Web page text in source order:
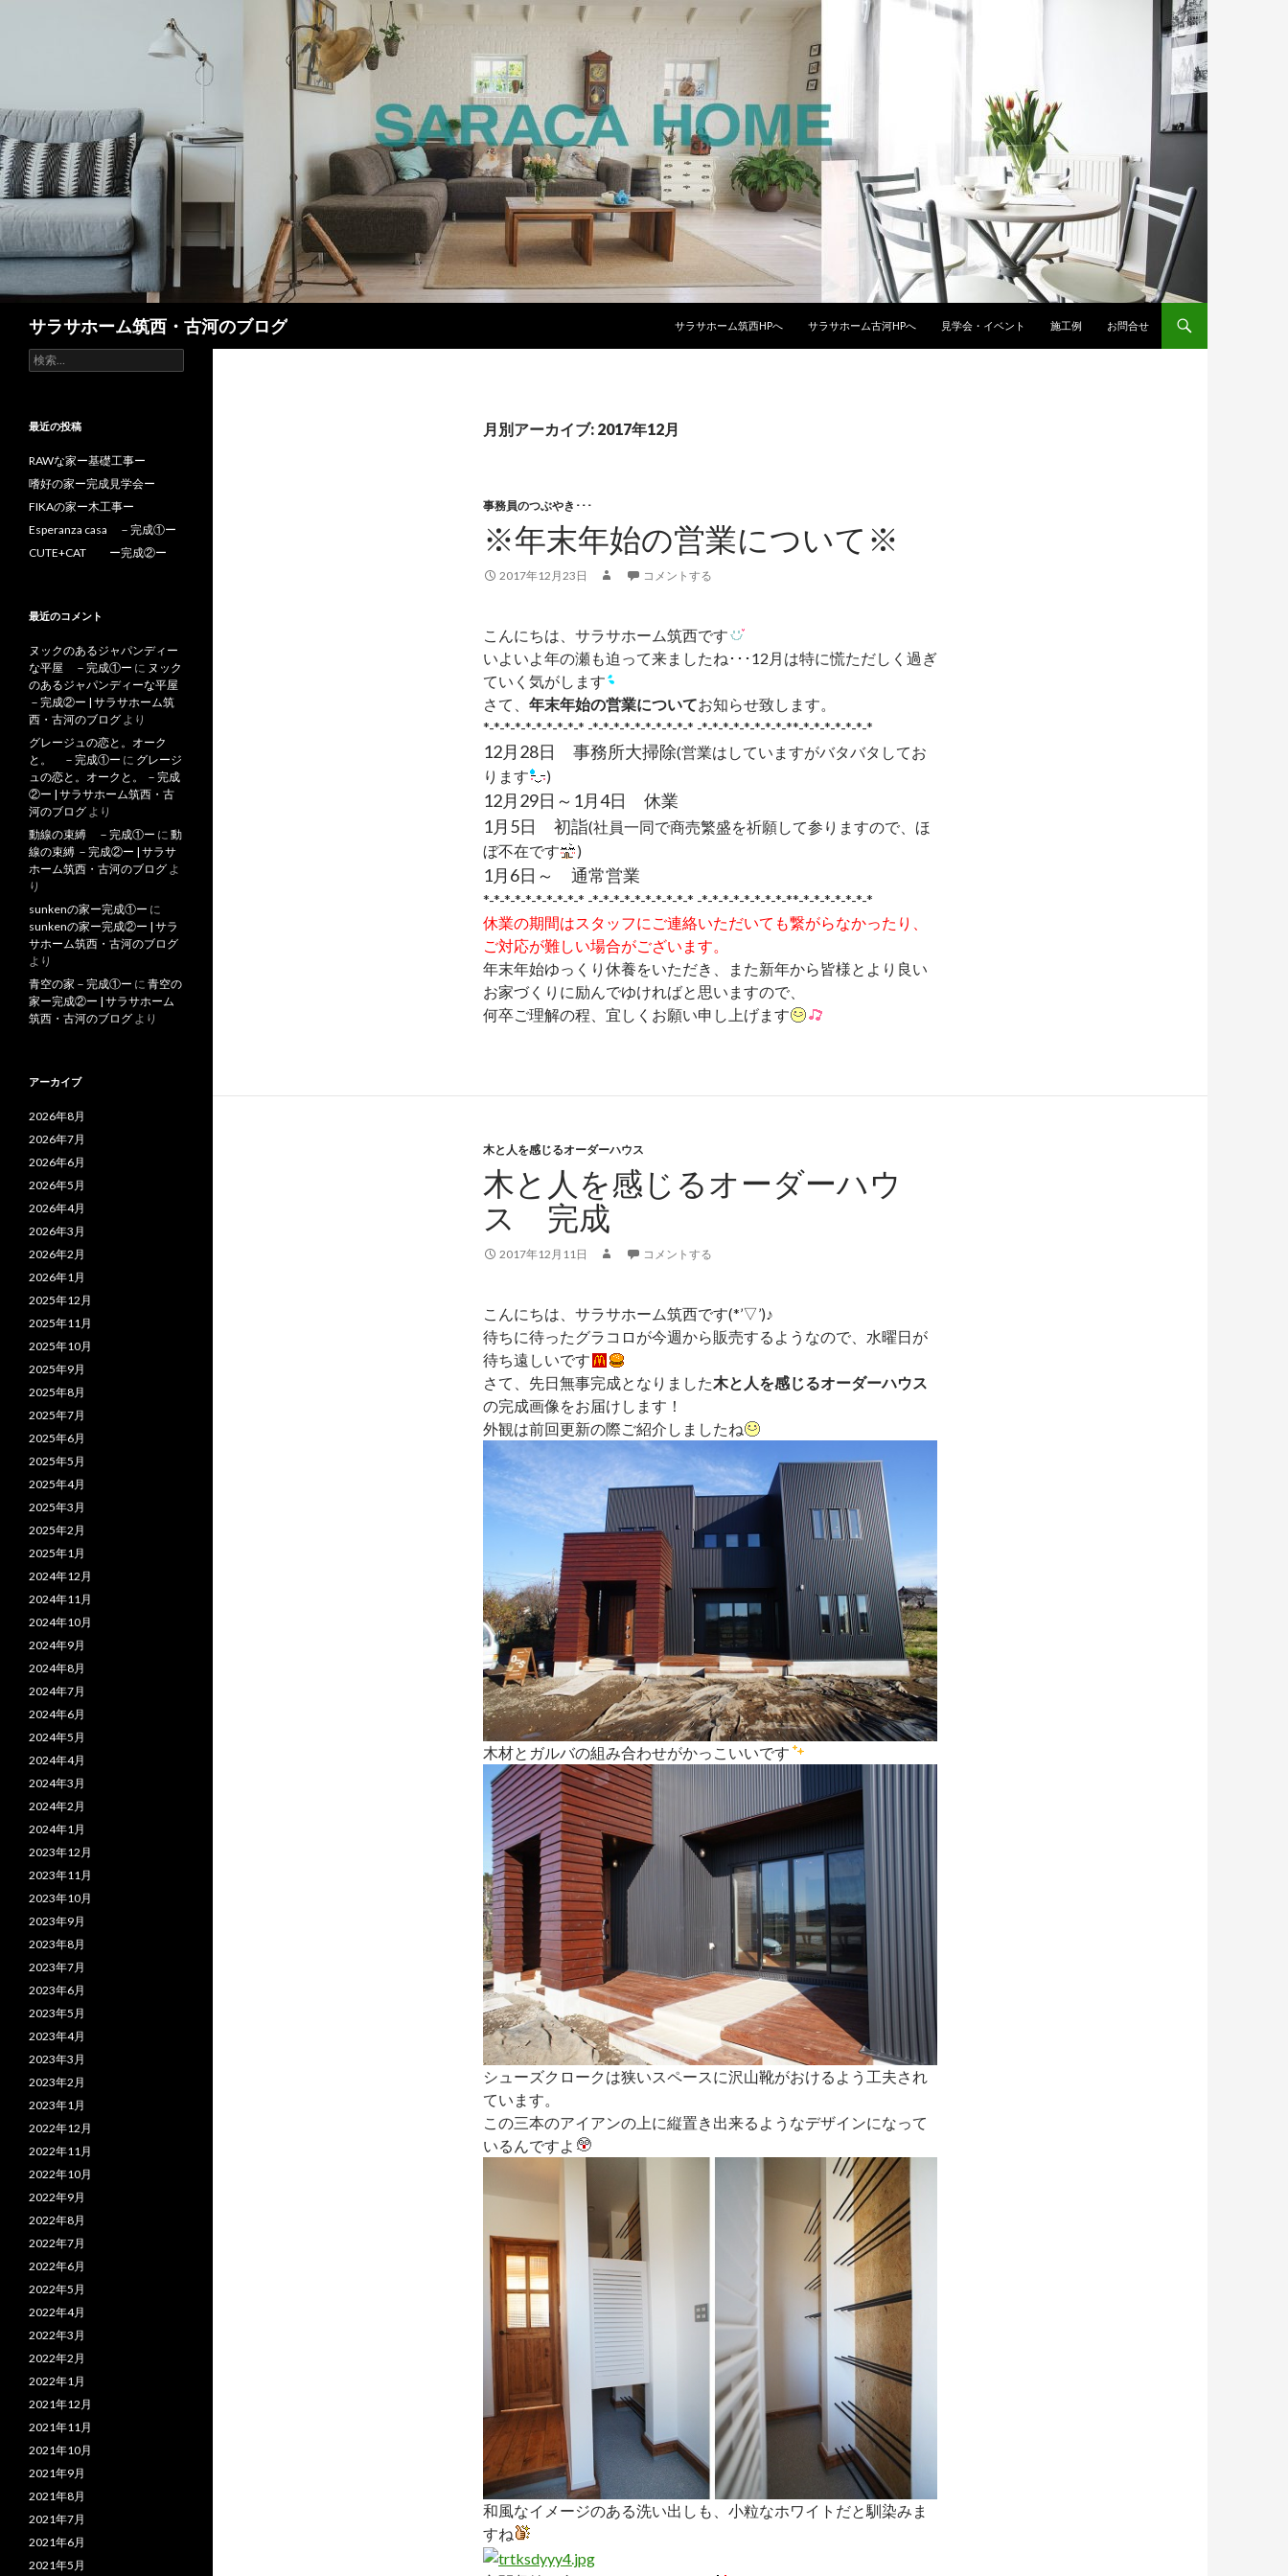
サラサホーム筑西・古河のブログ
サラサホーム筑西HPへ
サラサホーム古河HPへ 見学会・イベント 施工例 お問合せ
月別アーカイブ: 2017年12月
事務員のつぶやき･･･
※年末年始の営業について※
2017年12月23日 コメントする
こんにちは、サラサホーム筑西です
いよいよ年の瀬も迫って来ましたね･･･12月は特に慌ただしく過ぎ
ていく気がします
さて、 年末年始の営業についてお知らせ致します。
*-*-*-*-*-*-*-*-*-* -*-*-*-*-*-*-*-*-*-* -*-*-*-*-*-*-*-*-**-*-*-*-*-*-*-*
12月28日 事務所大掃除(営業はしていますがバタバタしてお
ります
)
12月29日～1月4日 休業
1月5日 初詣(社員一同で商売繁盛を祈願して参りますので、ほ
ぼ不在です
)
1月6日～ 通常営業
*-*-*-*-*-*-*-*-*-* -*-*-*-*-*-*-*-*-*-* -*-*-*-*-*-*-*-*-**-*-*-*-*-*-*-*
休業の期間はスタッフにご連絡いただいても繋がらなかったり、
ご対応が難しい場合がございます。
年末年始ゆっくり休養をいただき、また新年から皆様とより良い
お家づくりに励んでゆければと思いますので、
何卒ご理解の程、宜しくお願い申し上げます
木と人を感じるオーダーハウス
木と人を感じるオーダーハウ
ス 完成
2017年12月11日 コメントする
こんにちは、サラサホーム筑西です(*’▽’)♪
待ちに待ったグラコロが今週から販売するようなので、水曜日が
待ち遠しいです
さて、先日無事完成となりました木と人を感じるオーダーハウス
の完成画像をお届けします！
外観は前回更新の際ご紹介しましたね
木材とガルバの組み合わせがかっこいいです
シューズクロークは狭いスペースに沢山靴がおけるよう工夫され
ています。
この三本のアイアンの上に縦置き出来るようなデザインになって
いるんですよ
和風なイメージのある洗い出しも、小粒なホワイトだと馴染みま
すね
検
索:
最近の投稿
RAWな家ー基礎工事ー
嗜好の家ー完成見学会ー
FIKAの家ー木工事ー
Esperanza casa －完成①ー
CUTE+CAT ー完成②ー
最近のコメント
ヌックのあるジャパンディー
な平屋 －完成①ー に ヌック
のあるジャパンディーな平屋
－完成②ー | サラサホーム筑
西・古河のブログ より
グレージュの恋と。オーク
と。 －完成①ー に グレージ
ュの恋と。オークと。 －完成
②ー | サラサホーム筑西・古
河のブログ より
動線の束縛 －完成①ー に 動
線の束縛 －完成②ー | サラサ
ホーム筑西・古河のブログ よ
り
sunkenの家ー完成①ー に
sunkenの家ー完成②ー | サラ
サホーム筑西・古河のブログ
より
青空の家－完成①ー に 青空の
家ー完成②ー | サラサホーム
筑西・古河のブログ より
アーカイブ
2026年8月
2026年7月
2026年6月
2026年5月
2026年4月
2026年3月
2026年2月
2026年1月
2025年12月
2025年11月
2025年10月
2025年9月
2025年8月
2025年7月
2025年6月
2025年5月
2025年4月
2025年3月
2025年2月
2025年1月
2024年12月
2024年11月
2024年10月
2024年9月
2024年8月
2024年7月
2024年6月
2024年5月
2024年4月
2024年3月
2024年2月
2024年1月
2023年12月
2023年11月
2023年10月
2023年9月
2023年8月
2023年7月
2023年6月
2023年5月
2023年4月
2023年3月
2023年2月
2023年1月
2022年12月
2022年11月
2022年10月
2022年9月
2022年8月
2022年7月
2022年6月
2022年5月
2022年4月
2022年3月
2022年2月
2022年1月
2021年12月
2021年11月
2021年10月
2021年9月
2021年8月
2021年7月
2021年6月
2021年5月